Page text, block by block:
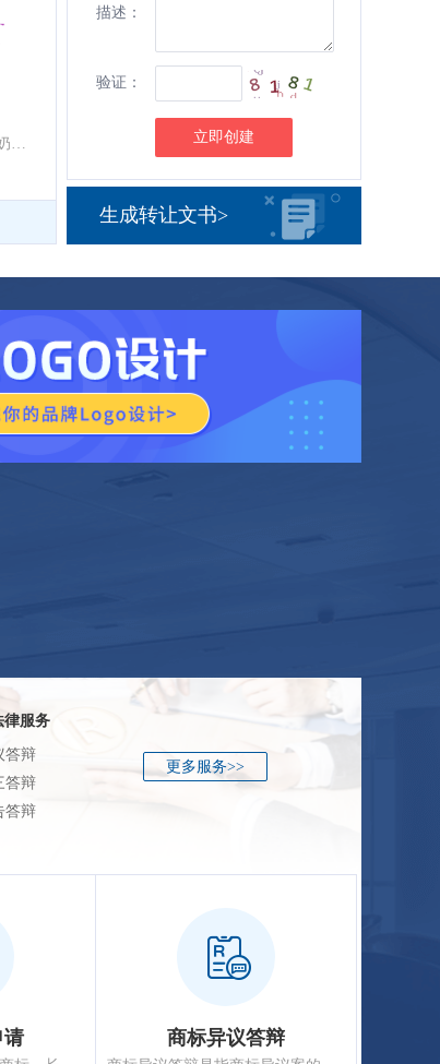
洁肤乳液；洗发液；洗面奶；香皂；香精油；增白霜；化妆品；祛斑霜；美容面膜；牙膏
描述：
验证：
立即创建
生成转让文书>
律服务
答辩
答辩
答辩
更多服务>>
请 商标异议答辩